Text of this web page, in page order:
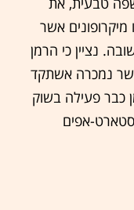
אשר
נציין כי הרמן
אשר נמכרה אשתקד
כבר פעילה בשוק
אפים